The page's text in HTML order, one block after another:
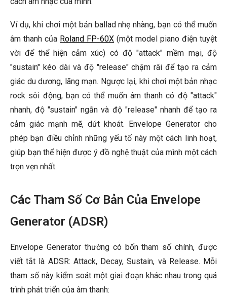
Ví dụ, khi chơi một bản ballad nhẹ nhàng, bạn có thể muốn
âm thanh của Roland FP-60X (một model piano điện tuyệt
vời để thể hiện cảm xúc) có độ "attack" mềm mại, độ
"sustain" kéo dài và độ "release" chậm rãi để tạo ra cảm
giác du dương, lãng mạn. Ngược lại, khi chơi một bản nhạc
rock sôi động, bạn có thể muốn âm thanh có độ "attack"
nhanh, độ "sustain" ngắn và độ "release" nhanh để tạo ra
cảm giác mạnh mẽ, dứt khoát. Envelope Generator cho
phép bạn điều chỉnh những yếu tố này một cách linh hoạt,
giúp bạn thể hiện được ý đồ nghệ thuật của mình một cách
trọn vẹn nhất.
Các Tham Số Cơ Bản Của Envelope
Generator (ADSR)
Envelope Generator thường có bốn tham số chính, được
viết tắt là ADSR: Attack, Decay, Sustain, và Release. Mỗi
tham số này kiểm soát một giai đoạn khác nhau trong quá
trình phát triển của âm thanh: